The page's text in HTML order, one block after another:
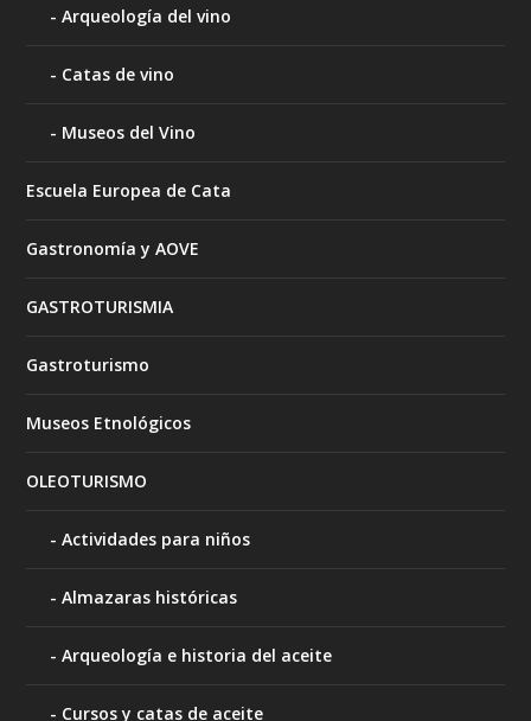
Arqueología del vino
Catas de vino
Museos del Vino
Escuela Europea de Cata
Gastronomía y AOVE
GASTROTURISMIA
Gastroturismo
Museos Etnológicos
OLEOTURISMO
Actividades para niños
Almazaras históricas
Arqueología e historia del aceite
Cursos y catas de aceite